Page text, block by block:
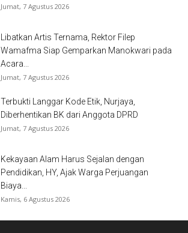
Jumat, 7 Agustus 2026
Libatkan Artis Ternama, Rektor Filep
Wamafma Siap Gemparkan Manokwari pada
Acara...
Jumat, 7 Agustus 2026
Terbukti Langgar Kode Etik, Nurjaya,
Diberhentikan BK dari Anggota DPRD
Jumat, 7 Agustus 2026
Kekayaan Alam Harus Sejalan dengan
Pendidikan, HY, Ajak Warga Perjuangan
Biaya...
Kamis, 6 Agustus 2026